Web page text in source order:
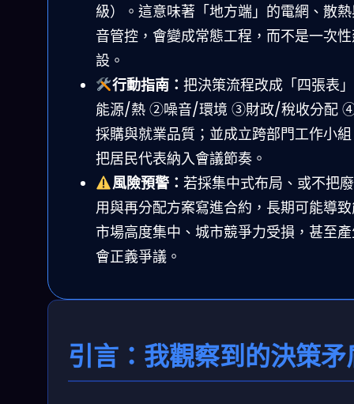
級）。這意味著「地方端」的電網、散
音管控，會變成常態工程，而不是一次
設。
行動指南： 把決策流程改成「四張表
能源/熱 ②噪音/環境 ③財政/稅收分配
採購與就業品質；並成立跨部門工作小
把居民代表納入會議節奏。
風險預警： 若採集中式布局、或不把
用與再分配方案寫進合約，長期可能導
市場高度集中、城市競爭力受損，甚至
會正義爭議。
引言：我觀察到的決策矛